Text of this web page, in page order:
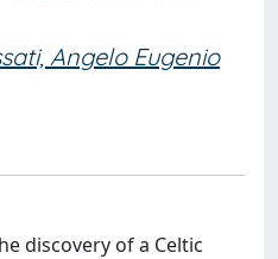
Angelo Eugenio
discovery of a Celtic